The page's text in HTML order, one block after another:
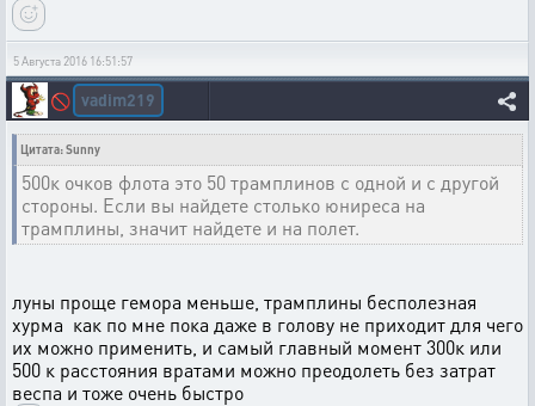
5 Августа 2016 16:51:57
🚫 vadim219
Цитата: Sunny
500к очков флота это 50 трамплинов с одной и с другой
стороны. Если вы найдете столько юниреса на
трамплины, значит найдете и на полет.
луны проще гемора меньше, трамплины бесполезная
хурма как по мне пока даже в голову не приходит для чего
их можно применить, и самый главный момент 300к или
500 к расстояния вратами можно преодолеть без затрат
веспа и тоже очень быстро